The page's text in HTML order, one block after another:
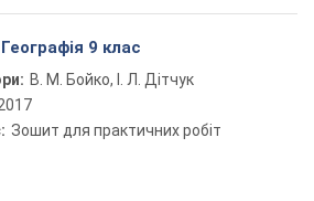
9 клас
В. М. Бойко, І. Л. Дітчук
Зошит для практичних робіт